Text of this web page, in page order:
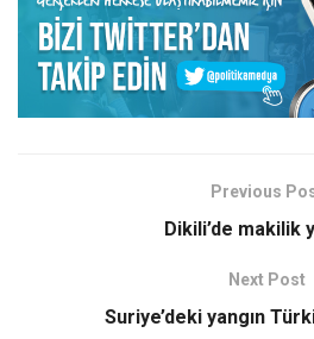
Previous
Dikili’de makilik
Next Post
Suriye’deki yangın